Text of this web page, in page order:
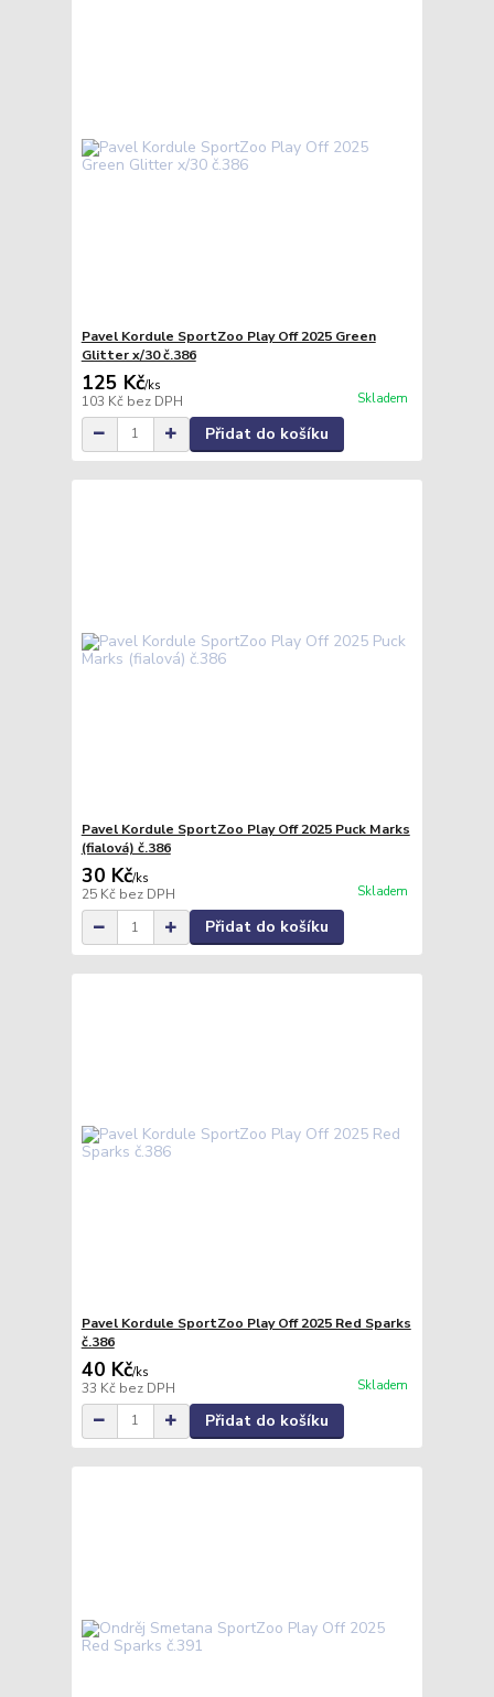
Pavel Kordule SportZoo Play Off 2025 Green
Glitter x/30 č.386
125 Kč/ks
103 Kč bez DPH Skladem
Přidat do košíku
Pavel Kordule SportZoo Play Off 2025 Puck Marks
(fialová) č.386
30 Kč/ks
25 Kč bez DPH Skladem
Přidat do košíku
Pavel Kordule SportZoo Play Off 2025 Red Sparks
č.386
40 Kč/ks
33 Kč bez DPH Skladem
Přidat do košíku